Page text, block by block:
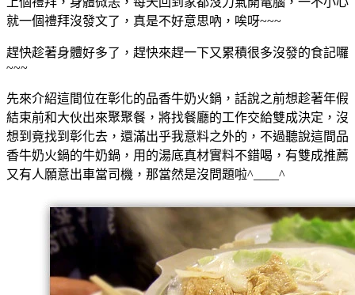
就一個禮拜沒發文了，真是不好意思吶，唉呀~~~
趕快趁著身體好多了，趕快來趕一下又累積很多沒發的食記囉
~~~
先來介紹這間位在彰化的品香牛奶火鍋，話說之前想趁著年假
結束前和大伙出來聚聚餐，將找餐廳的工作交給雙成決定，沒
想到竟找到彰化去，還滿出乎我意料之外的，不過聽說這間品
香牛奶火鍋的牛奶鍋，用的湯底真材實料不錯喝，有雙成推薦
又有人願意出車當司機，那當然是沒問題啦^____^